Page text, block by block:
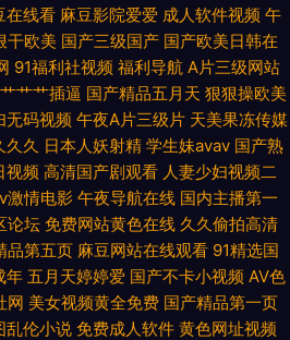
口 A片影院 黄色三级片网址 日日肏日肏 91
情电影 福利AV一区 欧美性爱综合网 日本
类色色 亚洲阿b天堂 不卡精品久久 久久丁香
黄色片子免费看 日韩成人久久网址 91精品
在线观看 69大伊人 豆花社区自拍 美女爆操
店久久网 欧美中文字 一区二还精品 俺去也
在线看 麻豆影院爱爱 成人软件视频 午
干欧美 国产三级国产 国产欧美日韩在
91福利社视频 福利导航 A片三级网站
艹艹艹插逼 国产精品五月天 狠狠操欧美
无码视频 午夜A片三级片 天美果冻传媒
久久 日本人妖射精 学生妹avav 国产熟
视频 高清国产剧观看 人妻少妇视频二
激情电影 午夜导航在线 国内主播第一
论坛 免费网站黄色在线 久久偷拍高清
品第五页 麻豆网站在线观看 91精选国
年 五月天婷婷爱 国产不卡小视频 AV色
网 美女视频黄全免费 国产精品第一页
乱伦小说 免费成人软件 黄色网址视频